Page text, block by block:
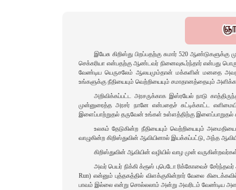
இயேசு கிறிஸ்து பிறப்பதற்கு சுமார் 520
செக்கரியா என்பதற்கு ஆண்டவர் நினைவுகூர்ந்தார் என்பது
வேண்டிய யெருசலேம் ஆலயமும்தான் மக்களின் மனதை
உங்களுக்கு நீதியையும் வெற்றியையும் சமாதானத்தையும்
அறிவிக்கப்பட்ட அரசருக்காக இஸ்ரயேல் நாடு
முன்னுரைத்த அரசர் நானே என்பதைச் சுட்டிக்காட்ட
இளைப்பாற்றுதல் தருவேன் உங்கள் உள்ளத்திற்கு இளைப்பாறுதல்
உலகம் தேடுகின்ற நீதியையும் வெற்றியையும்
வாழுகின்ற கிறிஸ்துவின் ஆவியினால் இயக்கப்பட்டு, அந்த
கிறிஸ்துவின் ஆவியின் வழியில் வாழ முன்
அவர் பெயர் நிக்கி க்ரூஸ் புபெடோ ரிக்கோவைச்
Run) என்னும் புத்தகத்தில் விளக்குகின்றார் வேலை
பாவம் இல்லை என்று சொல்லலாம் அன்று அவரிடம் வேண்டிய